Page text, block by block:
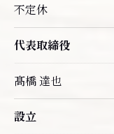
不定休
代表取締役
髙橋 達也
設立